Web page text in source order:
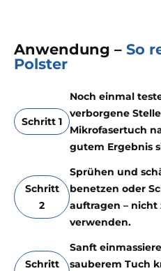
Anwendung – So
Polster
Schritt 1
Noch einmal
verborgene
Mikrofasertuch
gutem Ergebnis
Schritt
2
Sprühen und
benetzen oder
auftragen – nicht
verwenden.
Schritt
Sanft
sauberem Tuch